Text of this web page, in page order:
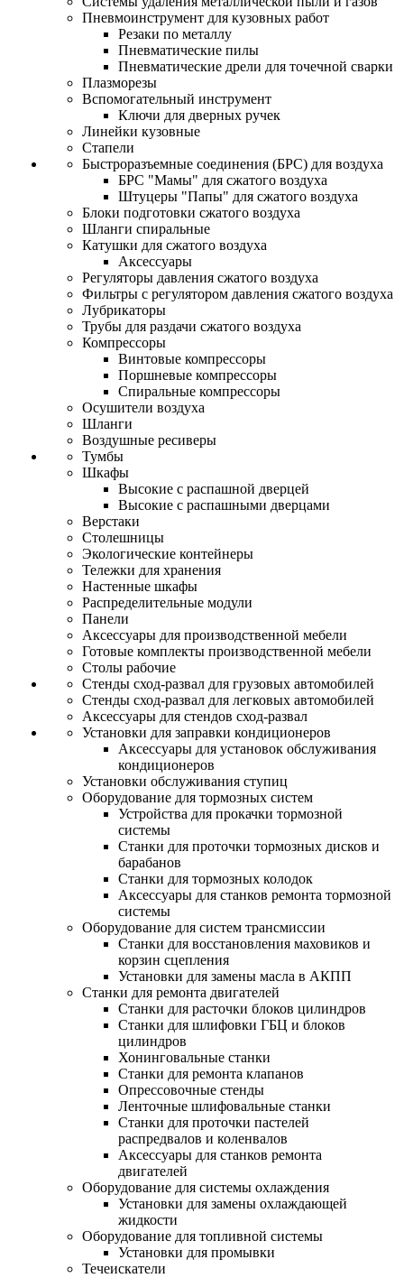
Пневмоинструмент для кузовных работ
Резаки по металлу
Пневматические пилы
Пневматические дрели для точечной сварки
Плазморезы
Вспомогательный инструмент
Ключи для дверных ручек
Линейки кузовные
Стапели
Быстроразъемные соединения (БРС) для воздуха
БРС "Мамы" для сжатого воздуха
Штуцеры "Папы" для сжатого воздуха
Блоки подготовки сжатого воздуха
Шланги спиральные
Катушки для сжатого воздуха
Аксессуары
Регуляторы давления сжатого воздуха
Фильтры с регулятором давления сжатого воздуха
Лубрикаторы
Трубы для раздачи сжатого воздуха
Компрессоры
Винтовые компрессоры
Поршневые компрессоры
Спиральные компрессоры
Осушители воздуха
Шланги
Воздушные ресиверы
Тумбы
Шкафы
Высокие с распашной дверцей
Высокие с распашными дверцами
Верстаки
Столешницы
Экологические контейнеры
Тележки для хранения
Настенные шкафы
Распределительные модули
Панели
Аксессуары для производственной мебели
Готовые комплекты производственной мебели
Столы рабочие
Стенды сход-развал для грузовых автомобилей
Стенды сход-развал для легковых автомобилей
Аксессуары для стендов сход-развал
Установки для заправки кондиционеров
Аксессуары для установок обслуживания
кондиционеров
Установки обслуживания ступиц
Оборудование для тормозных систем
Устройства для прокачки тормозной
системы
Станки для проточки тормозных дисков и
барабанов
Станки для тормозных колодок
Аксессуары для станков ремонта тормозной
системы
Оборудование для систем трансмиссии
Станки для восстановления маховиков и
корзин сцепления
Установки для замены масла в АКПП
Станки для ремонта двигателей
Станки для расточки блоков цилиндров
Станки для шлифовки ГБЦ и блоков
цилиндров
Хонинговальные станки
Станки для ремонта клапанов
Опрессовочные стенды
Ленточные шлифовальные станки
Станки для проточки пастелей
распредвалов и коленвалов
Аксессуары для станков ремонта
двигателей
Оборудование для системы охлаждения
Установки для замены охлаждающей
жидкости
Оборудование для топливной системы
Установки для промывки
Течеискатели